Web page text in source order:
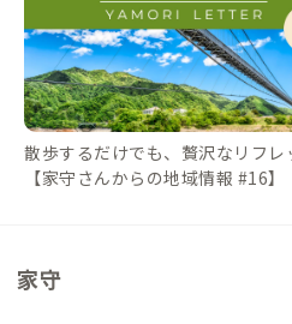
・マッケンディー：徒歩7分（自
品） ・ドラゴンバル：徒歩9分（創作中華） 買い
ベーカリー：徒歩7分 ・ベッカラ
屋） ・食パン工房fluffy：徒歩7分
分（ショッピングモール）
散歩するだけでも、贅沢なリフレ
【家守さんからの地域情報 #16】
家守